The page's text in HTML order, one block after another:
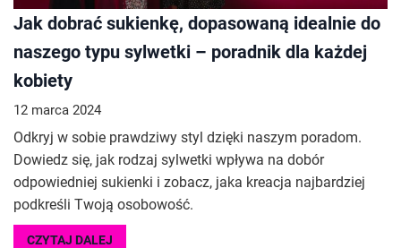
Jak dobrać sukienkę, dopasowaną idealnie do
naszego typu sylwetki – poradnik dla każdej
kobiety
12 marca 2024
Odkryj w sobie prawdziwy styl dzięki naszym poradom.
Dowiedz się, jak rodzaj sylwetki wpływa na dobór
odpowiedniej sukienki i zobacz, jaka kreacja najbardziej
podkreśli Twoją osobowość.
CZYTAJ DALEJ